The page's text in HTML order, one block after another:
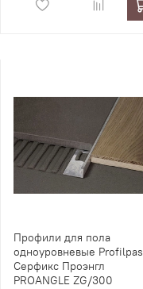
Профили для пола
одноуровневые Profilpas
Серфикс Проэнгл
PROANGLE ZG/300